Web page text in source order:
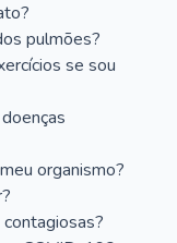
pulmões?
se sou
organismo?